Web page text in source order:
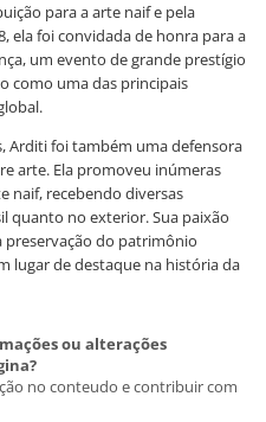
para a arte naif e pela
ela foi convidada de honra para a
um evento de grande prestígio
como uma das principais
Arditi foi também uma defensora
arte. Ela promoveu inúmeras
naif, recebendo diversas
quanto no exterior. Sua paixão
preservação do patrimônio
lugar de destaque na história da
ou alterações
no conteudo e contribuir com